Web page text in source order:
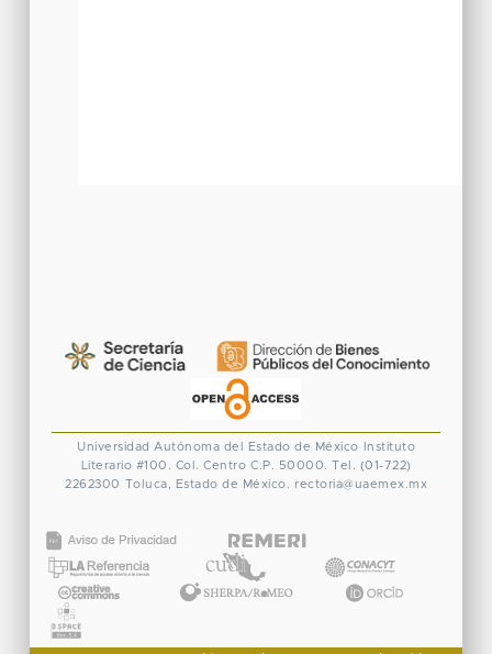
Universidad Autónoma del Estado de México
Instituto
Literario #100. Col. Centro C.P. 50000. Tel. (01-722)
2262300 Toluca, Estado de México. rectoria@uaemex.mx